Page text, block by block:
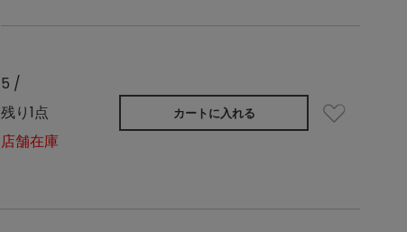
5 /
残り1点
店舗在庫
カートに入れる